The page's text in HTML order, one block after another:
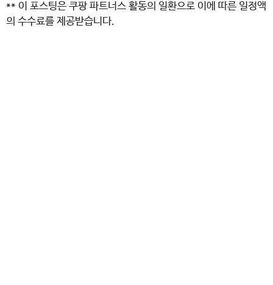
** 이 포스팅은 쿠팡 파트너스 활동의 일환으로 이에 따른 일정액
의 수수료를 제공받습니다.